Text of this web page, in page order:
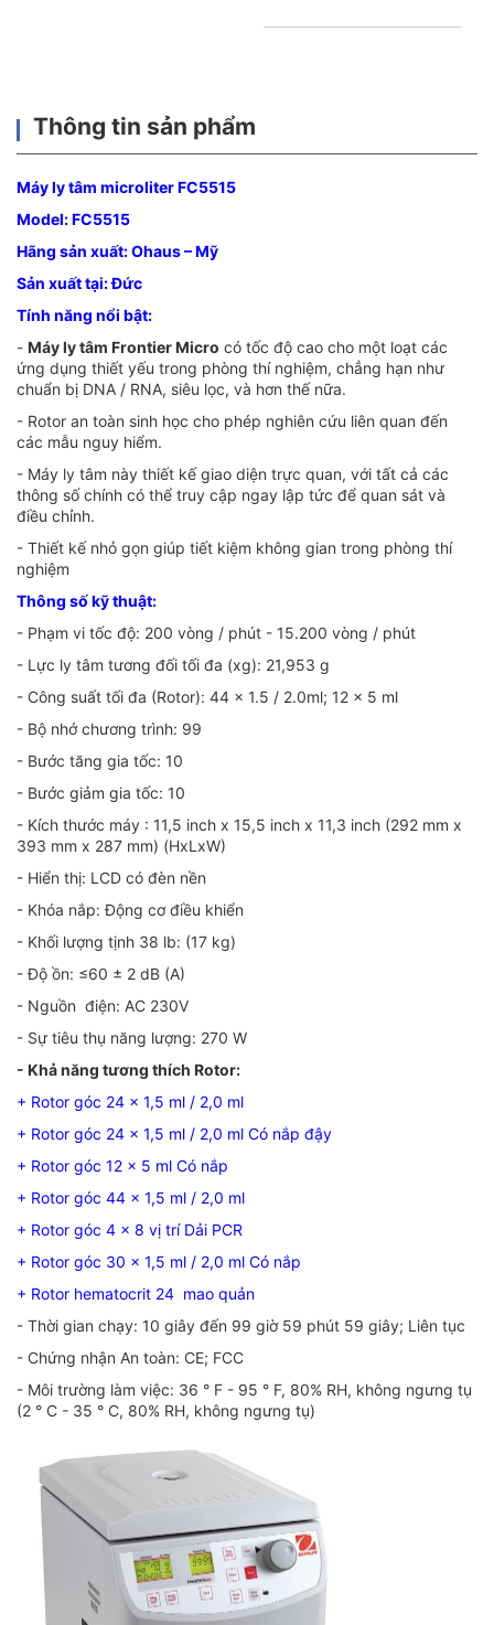
Thông tin sản phẩm
Máy ly tâm microliter FC5515
Model: FC5515
Hãng sản xuất: Ohaus – Mỹ
Sản xuất tại: Đức
Tính năng nổi bật:
- Máy ly tâm Frontier Micro có tốc độ cao cho một loạt các
ứng dụng thiết yếu trong phòng thí nghiệm, chẳng hạn như
chuẩn bị DNA / RNA, siêu lọc, và hơn thế nữa.
- Rotor an toàn sinh học cho phép nghiên cứu liên quan đến
các mẫu nguy hiểm.
- Máy ly tâm này thiết kế giao diện trực quan, với tất cả các
thông số chính có thể truy cập ngay lập tức để quan sát và
điều chỉnh.
- Thiết kế nhỏ gọn giúp tiết kiệm không gian trong phòng thí
nghiệm
Thông số kỹ thuật:
- Phạm vi tốc độ: 200 vòng / phút - 15.200 vòng / phút
- Lực ly tâm tương đối tối đa (xg): 21,953 g
- Công suất tối đa (Rotor): 44 x 1.5 / 2.0ml; 12 x 5 ml
- Bộ nhớ chương trình: 99
- Bước tăng gia tốc: 10
- Bước giảm gia tốc: 10
- Kích thước máy : 11,5 inch x 15,5 inch x 11,3 inch (292 mm x
393 mm x 287 mm) (HxLxW)
- Hiển thị: LCD có đèn nền
- Khóa nắp: Động cơ điều khiển
- Khối lượng tịnh 38 lb: (17 kg)
- Độ ồn: ≤60 ± 2 dB (A)
- Nguồn điện: AC 230V
- Sự tiêu thụ năng lượng: 270 W
- Khả năng tương thích Rotor:
+ Rotor góc 24 x 1,5 ml / 2,0 ml
+ Rotor góc 24 x 1,5 ml / 2,0 ml Có nắp đậy
+ Rotor góc 12 x 5 ml Có nắp
+ Rotor góc 44 x 1,5 ml / 2,0 ml
+ Rotor góc 4 x 8 vị trí Dải PCR
+ Rotor góc 30 x 1,5 ml / 2,0 ml Có nắp
+ Rotor hematocrit 24 mao quản
- Thời gian chạy: 10 giây đến 99 giờ 59 phút 59 giây; Liên tục
- Chứng nhận An toàn: CE; FCC
- Môi trường làm việc: 36 ° F - 95 ° F, 80% RH, không ngưng tụ
(2 ° C - 35 ° C, 80% RH, không ngưng tụ)